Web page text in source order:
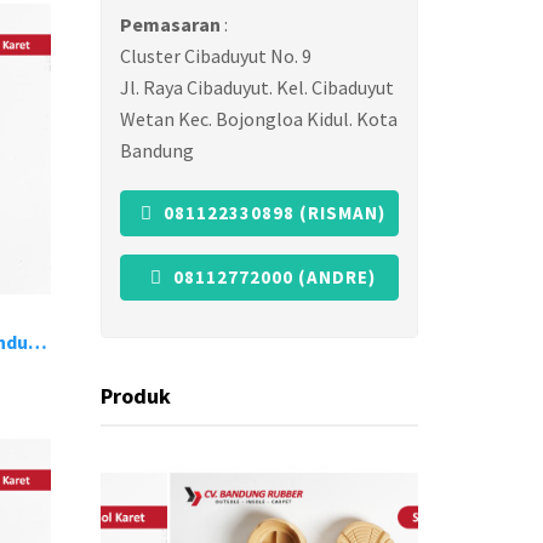
Pabrik Sol Sepatu Karet Bandung 18
Pemasaran :
Cluster Cibaduyut No. 9
Jl. Raya Cibaduyut. Kel. Cibaduyut
Wetan Kec. Bojongloa Kidul. Kota
Bandung
081122330898 (RISMAN)
08112772000 (ANDRE)
Produk